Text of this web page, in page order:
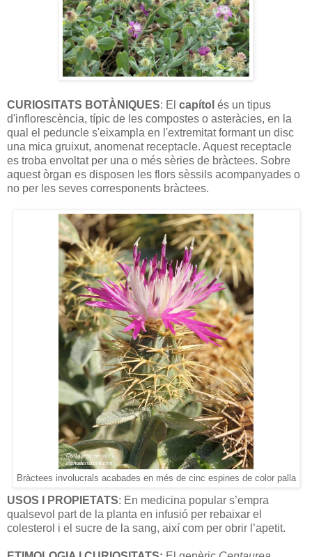
CURIOSITATS BOTÀNIQUES: El capítol és un tipus
d'inflorescència, típic de les compostes o asteràcies, en la
qual el peduncle s'eixampla en l'extremitat formant un disc
una mica gruixut, anomenat receptacle. Aquest receptacle
es troba envoltat per una o més sèries de bràctees. Sobre
aquest òrgan es disposen les flors sèssils acompanyades o
no per les seves corresponents bràctees.
Bràctees involucrals acabades en més de cinc espines de color palla
USOS I PROPIETATS: En medicina popular s’empra
qualsevol part de la planta en infusió per rebaixar el
colesterol i el sucre de la sang, així com per obrir l’apetit.